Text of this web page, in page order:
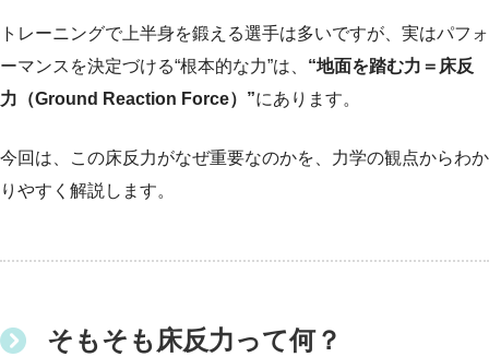
トレーニングで上半身を鍛える選手は多いですが、実はパフォ
ーマンスを決定づける“根本的な力”は、 “地面を踏む力＝床反
力（Ground Reaction Force）”にあります。
今回は、この床反力がなぜ重要なのかを、力学の観点からわか
りやすく解説します。
そもそも床反力って何？